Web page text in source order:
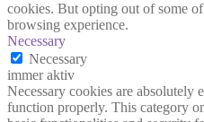
cookies. But opting out of some
browsing experience.
Necessary
Necessary
immer aktiv
Necessary cookies are absolutely
function properly. This category